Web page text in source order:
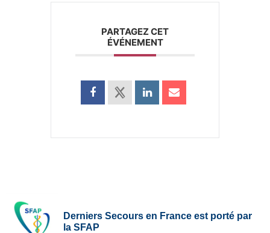
PARTAGEZ CET
ÉVÉNEMENT
Derniers Secours en France est porté par
la SFAP